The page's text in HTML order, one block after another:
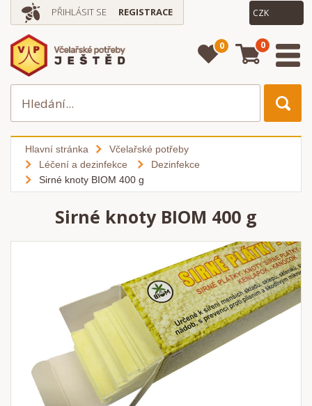
PŘIHLÁSIT SE REGISTRACE
0 0
Hlavní stránka
Včelařské potřeby
Léčení a dezinfekce
Dezinfekce
Sirné knoty BIOM 400 g
Sirné knoty BIOM 400 g